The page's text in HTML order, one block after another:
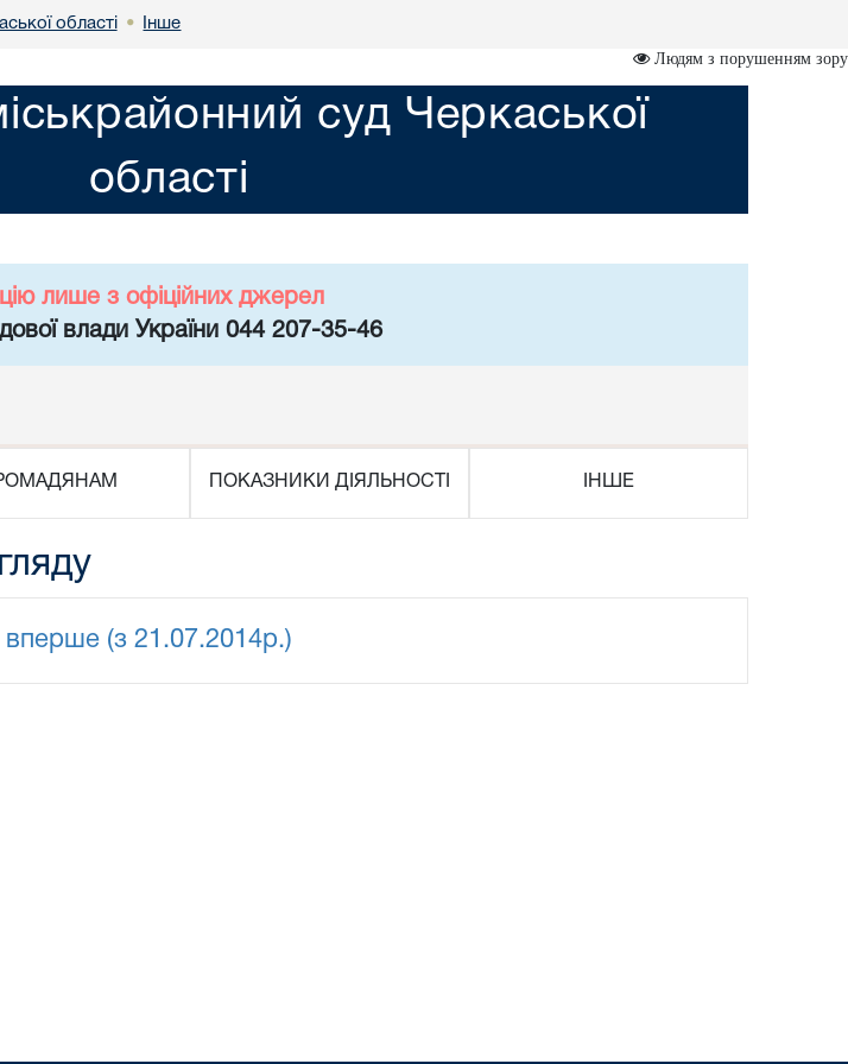
області • Інше
Людям з порушенням зору
суд Черкаської
області
лише з офіційних джерел
влади України 044 207-35-46
ПОКАЗНИКИ ДІЯЛЬНОСТІ ІНШЕ
(з 21.07.2014р.)